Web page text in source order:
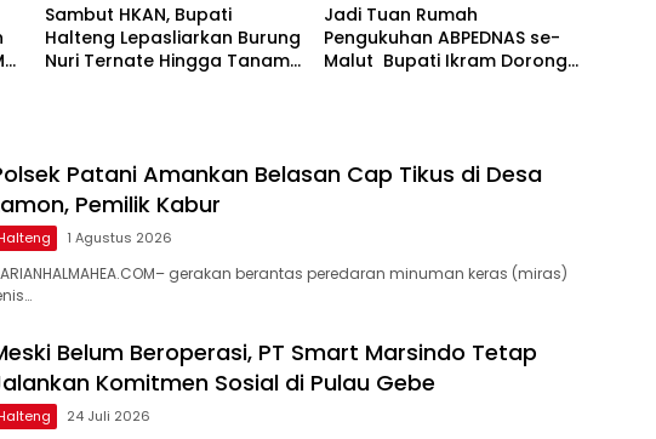
Sambut HKAN, Bupati
Halteng Lepasliarkan Burung
Nuri Ternate Hingga Tanam
Jadi Tuan Rumah
Pengukuhan ABPEDNAS se-
Malut Bupati Ikram Dorong
Patani Amankan Belasan Cap Tikus di Desa
Pemilik Kabur
1 Agustus 2026
gerakan berantas peredaran minuman keras (miras)
Belum Beroperasi, PT Smart Marsindo Tetap
Komitmen Sosial di Pulau Gebe
24 Juli 2026